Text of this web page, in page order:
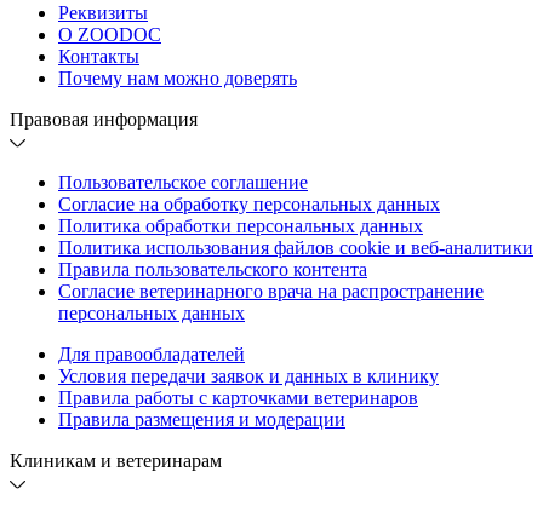
Реквизиты
О ZOODOC
Контакты
Почему нам можно доверять
Правовая информация
Пользовательское соглашение
Согласие на обработку персональных данных
Политика обработки персональных данных
Политика использования файлов cookie и веб-аналитики
Правила пользовательского контента
Согласие ветеринарного врача на распространение
персональных данных
Для правообладателей
Условия передачи заявок и данных в клинику
Правила работы с карточками ветеринаров
Правила размещения и модерации
Клиникам и ветеринарам